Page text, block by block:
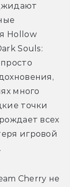
Hollow
Souls:
много
точки
всех
игровой
Cherry не